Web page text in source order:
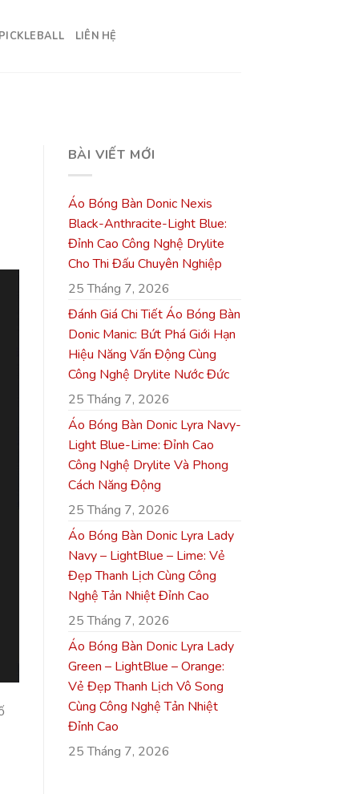
LIÊN HỆ
BÀI VIẾT MỚI
Áo Bóng Bàn Donic Nexis
Black-Anthracite-Light Blue:
Đỉnh Cao Công Nghệ Drylite
Cho Thi Đấu Chuyên Nghiệp
25 Tháng 7, 2026
Đánh Giá Chi Tiết Áo Bóng Bàn
Donic Manic: Bứt Phá Giới Hạn
Hiệu Năng Vấn Động Cùng
Công Nghệ Drylite Nước Đức
25 Tháng 7, 2026
Áo Bóng Bàn Donic Lyra Navy-
Light Blue-Lime: Đỉnh Cao
Công Nghệ Drylite Và Phong
Cách Năng Động
25 Tháng 7, 2026
Áo Bóng Bàn Donic Lyra Lady
Navy – LightBlue – Lime: Vẻ
Đẹp Thanh Lịch Cùng Công
Nghệ Tản Nhiệt Đỉnh Cao
25 Tháng 7, 2026
Áo Bóng Bàn Donic Lyra Lady
Green – LightBlue – Orange:
Vẻ Đẹp Thanh Lịch Vô Song
Cùng Công Nghệ Tản Nhiệt
Đỉnh Cao
25 Tháng 7, 2026